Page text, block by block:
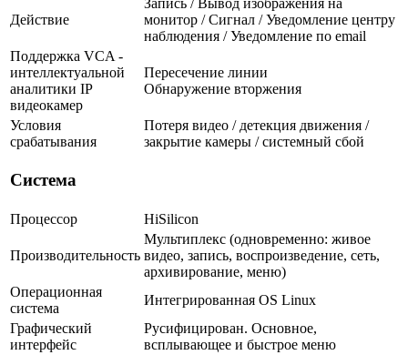
Действие
монитор / Сигнал / Уведомление центру
наблюдения / Уведомление по email
Поддержка VCA -
интеллектуальной
аналитики IP
видеокамер
Пересечение линии
Обнаружение вторжения
Условия
срабатывания
Потеря видео / детекция движения /
закрытие камеры / системный сбой
Система
Процессор HiSilicon
Производительность
Мультиплекс (одновременно: живое
видео, запись, воспроизведение, сеть,
архивирование, меню)
Операционная
система
Интегрированная OS Linux
Графический
интерфейс
Русифицирован. Основное,
всплывающее и быстрое меню